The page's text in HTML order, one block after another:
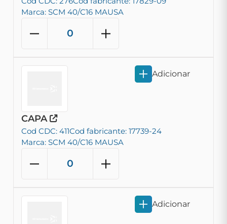
Marca: SCM 40/C16 MAUSA
CAPA
Cod CDC: 411Cod fabricante: 17739-24
Marca: SCM 40/C16 MAUSA
Adicionar
Adicionar